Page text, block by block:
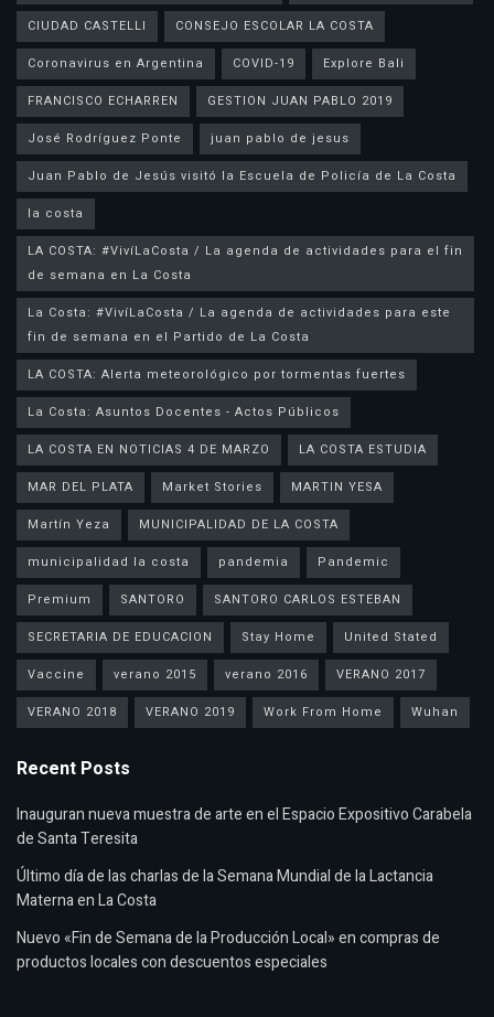
CIUDAD CASTELLI
CONSEJO ESCOLAR LA COSTA
Coronavirus en Argentina
COVID-19
Explore Bali
FRANCISCO ECHARREN
GESTION JUAN PABLO 2019
José Rodríguez Ponte
juan pablo de jesus
la costa
LA COSTA: #VivíLaCosta / La agenda de actividades para el fin
de semana en La Costa
La Costa: #VivíLaCosta / La agenda de actividades para este
fin de semana en el Partido de La Costa
LA COSTA: Alerta meteorológico por tormentas fuertes
La Costa: Asuntos Docentes - Actos Públicos
LA COSTA EN NOTICIAS 4 DE MARZO
LA COSTA ESTUDIA
MAR DEL PLATA
Market Stories
MARTIN YESA
Martín Yeza
MUNICIPALIDAD DE LA COSTA
municipalidad la costa
pandemia
Pandemic
Premium
SANTORO
SANTORO CARLOS ESTEBAN
SECRETARIA DE EDUCACION
Stay Home
United Stated
Vaccine
verano 2015 verano 2016
VERANO 2017
VERANO 2018
VERANO 2019 Work From Home Wuhan
Recent Posts
Inauguran nueva muestra de arte en el Espacio Expositivo Carabela
de Santa Teresita
Último día de las charlas de la Semana Mundial de la Lactancia
Materna en La Costa
Nuevo «Fin de Semana de la Producción Local» en compras de
productos locales con descuentos especiales